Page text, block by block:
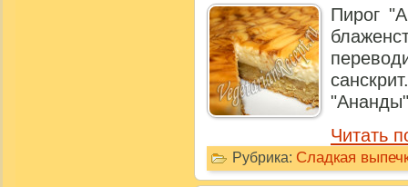
Пирог
Читать
Рубрика: Сладкая